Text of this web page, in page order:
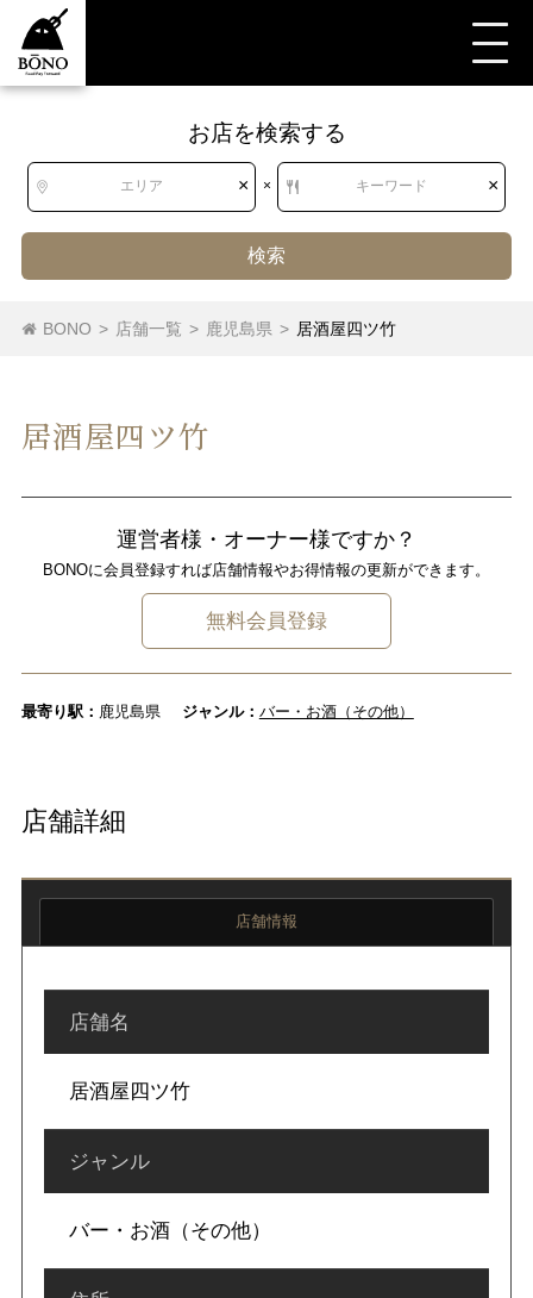
お店を検索する
エリア × × キーワード ×
検索
BONO > 店舗一覧 > 鹿児島県 > 居酒屋四ツ竹
居酒屋四ツ竹
運営者様・オーナー様ですか？
BONOに会員登録すれば店舗情報やお得情報の更新ができます。
無料会員登録
最寄り駅： 鹿児島県 ジャンル： バー・お酒（その他）
店舗詳細
店舗情報
店舗名
居酒屋四ツ竹
ジャンル
バー・お酒（その他）